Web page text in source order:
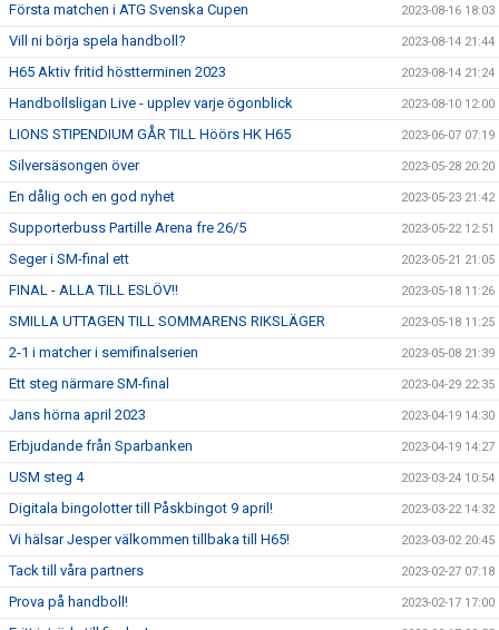
Första matchen i ATG Svenska Cupen 2023-08-16 18:03
Vill ni börja spela handboll? 2023-08-14 21:44
H65 Aktiv fritid höstterminen 2023 2023-08-14 21:24
Handbollsligan Live - upplev varje ögonblick 2023-08-10 12:00
LIONS STIPENDIUM GÅR TILL Höörs HK H65 2023-06-07 07:19
Silversäsongen över 2023-05-28 20:20
En dålig och en god nyhet 2023-05-23 21:42
Supporterbuss Partille Arena fre 26/5 2023-05-22 12:51
Seger i SM-final ett 2023-05-21 21:05
FINAL - ALLA TILL ESLÖV!! 2023-05-18 11:26
SMILLA UTTAGEN TILL SOMMARENS RIKSLÄGER 2023-05-18 11:25
2-1 i matcher i semifinalserien 2023-05-08 21:39
Ett steg närmare SM-final 2023-04-29 22:35
Jans hörna april 2023 2023-04-19 14:30
Erbjudande från Sparbanken 2023-04-19 14:27
USM steg 4 2023-03-24 10:54
Digitala bingolotter till Påskbingot 9 april! 2023-03-22 14:32
Vi hälsar Jesper välkommen tillbaka till H65! 2023-03-02 20:45
Tack till våra partners 2023-02-27 07:18
Prova på handboll! 2023-02-17 17:00